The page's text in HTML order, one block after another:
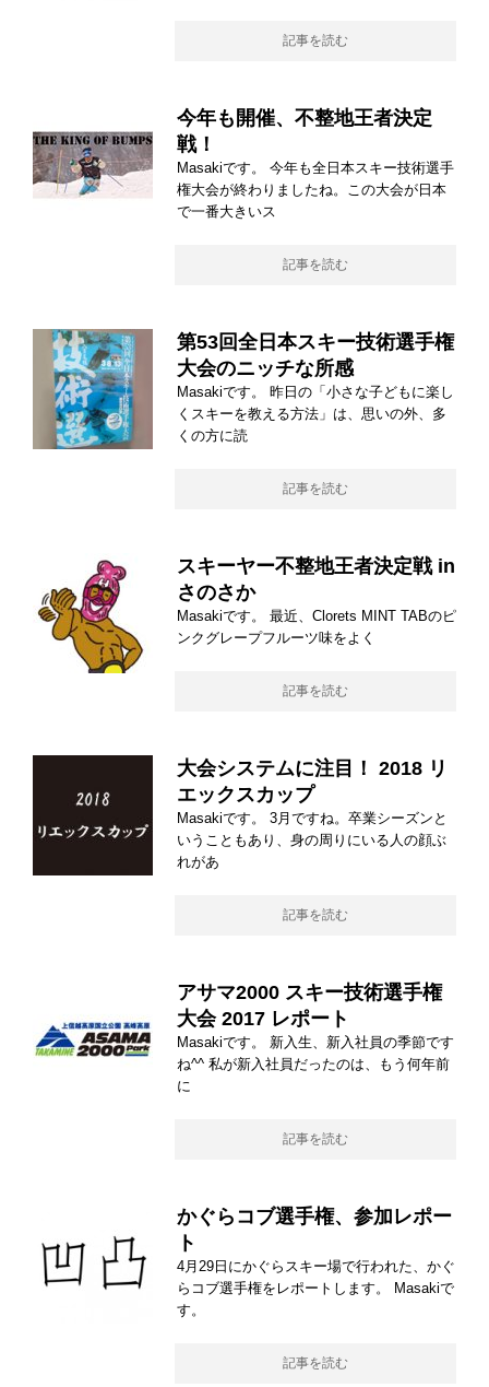
記事を読む
今年も開催、不整地王者決定
戦！
Masakiです。 今年も全日本スキー技術選手
権大会が終わりましたね。この大会が日本
で一番大きいス
記事を読む
第53回全日本スキー技術選手権
大会のニッチな所感
Masakiです。 昨日の「小さな子どもに楽し
くスキーを教える方法」は、思いの外、多
くの方に読
記事を読む
スキーヤー不整地王者決定戦 in
さのさか
Masakiです。 最近、Clorets MINT TABのピ
ンクグレープフルーツ味をよく
記事を読む
大会システムに注目！ 2018 リ
エックスカップ
Masakiです。 3月ですね。卒業シーズンと
いうこともあり、身の周りにいる人の顔ぶ
れがあ
記事を読む
アサマ2000 スキー技術選手権
大会 2017 レポート
Masakiです。 新入生、新入社員の季節です
ね^^ 私が新入社員だったのは、もう何年前
に
記事を読む
かぐらコブ選手権、参加レポー
ト
4月29日にかぐらスキー場で行われた、かぐ
らコブ選手権をレポートします。 Masakiで
す。
記事を読む